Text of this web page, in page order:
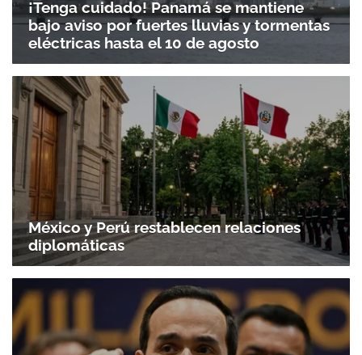
¡Tenga cuidado! Panamá se mantiene
bajo aviso por fuertes lluvias y tormentas
eléctricas hasta el 10 de agosto
México y Perú restablecen relaciones
diplomáticas